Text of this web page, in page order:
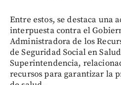
Entre estos, se destaca una
interpuesta contra el
Administradora de los
de Seguridad Social en
Superintendencia,
recursos para garantizar la